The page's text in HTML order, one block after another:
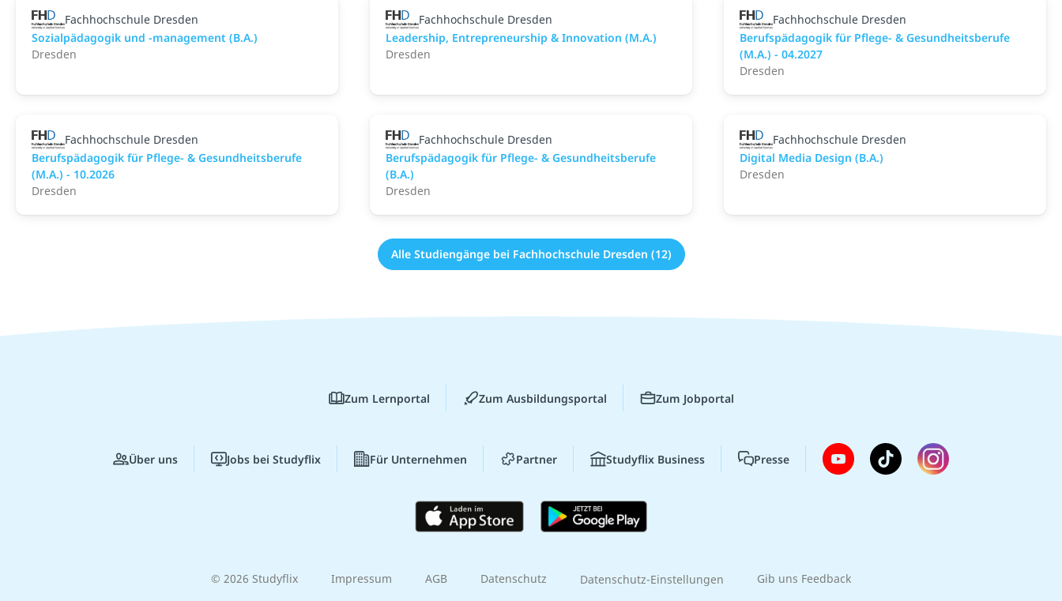
Fachhochschule Dresden
Sozialpädagogik und -management (B.A.)
Dresden
Fachhochschule Dresden
Leadership, Entrepreneurship & Innovation (M.A.)
Dresden
Fachhochschule Dresden
Berufspädagogik für Pflege- & Gesundheitsberufe
(M.A.) - 04.2027
Dresden
Fachhochschule Dresden
Berufspädagogik für Pflege- & Gesundheitsberufe
(M.A.) - 10.2026
Dresden
Fachhochschule Dresden
Berufspädagogik für Pflege- & Gesundheitsberufe
(B.A.)
Dresden
Fachhochschule Dresden
Digital Media Design (B.A.)
Dresden
Alle Studiengänge bei Fachhochschule Dresden (12)
Zum Lernportal Zum Ausbildungsportal Zum Jobportal
Über uns Jobs bei Studyflix Für Unternehmen Partner Studyflix Business Presse
© 2026 Studyflix Impressum AGB Datenschutz Datenschutz-Einstellungen Gib uns Feedback